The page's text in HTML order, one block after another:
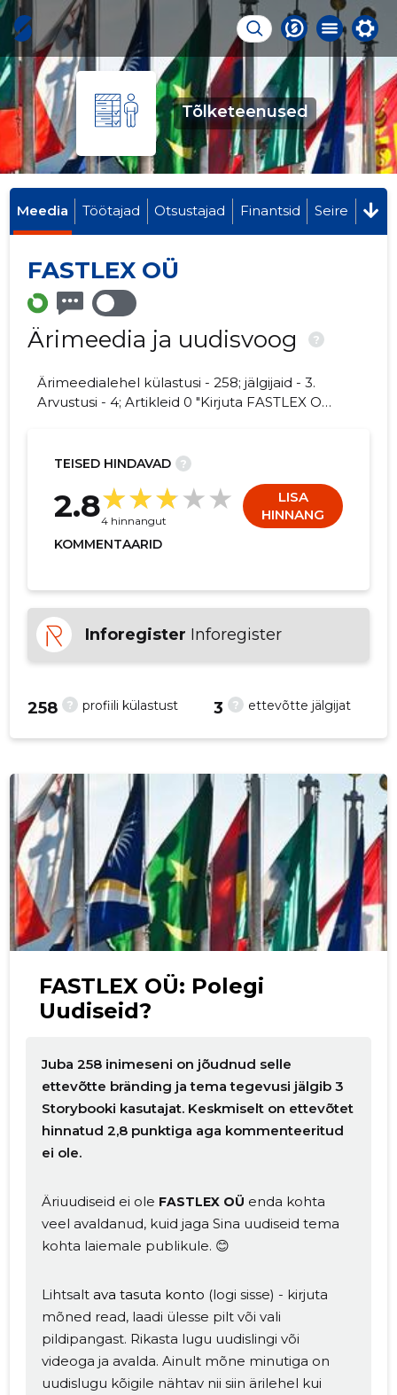
Tõlketeenused
Meedia Töötajad Otsustajad Finantsid Seire
FASTLEX OÜ
Ärimeedia ja uudisvoog ?
Ärimeedialehel külastusi - 258; jälgijaid - 3.
Arvustusi - 4; Artikleid 0 "Kirjuta FASTLEX OÜ
TEISED HINDAVAD ?
2.84 hinnangut
LISA
HINNANG
KOMMENTAARID
Inforegister Inforegister
? profiili külastust
258 ? ettevõtte jälgijat
3
FASTLEX OÜ: Polegi
Uudiseid?
Juba 258 inimeseni on jõudnud selle
ettevõtte bränding ja tema tegevusi jälgib 3
Storybooki kasutajat. Keskmiselt on ettevõtet
hinnatud 2,8 punktiga aga kommenteeritud
ei ole.
Äriuudiseid ei ole FASTLEX OÜ enda kohta
veel avaldanud, kuid jaga Sina uudiseid tema
kohta laiemale publikule. 😊
Lihtsalt ava tasuta konto (logi sisse) - kirjuta
mõned read, laadi ülesse pilt või vali
pildipangast. Rikasta lugu uudislingi või
videoga ja avalda. Ainult mõne minutiga on
uudislugu kõigile nähtav nii siin ärilehel kui